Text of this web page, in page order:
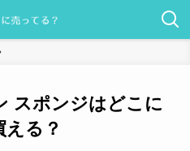
スポンジはどこに
る？